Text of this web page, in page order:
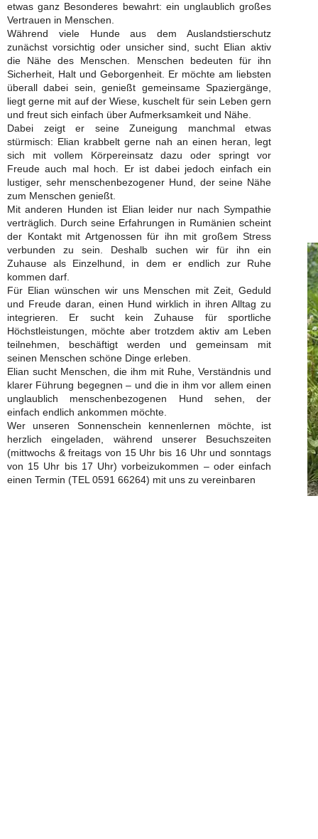
etwas ganz Besonderes bewahrt: ein unglaublich großes
Vertrauen in Menschen.
Während viele Hunde aus dem Auslandstierschutz
zunächst vorsichtig oder unsicher sind, sucht Elian aktiv
die Nähe des Menschen. Menschen bedeuten für ihn
Sicherheit, Halt und Geborgenheit. Er möchte am liebsten
überall dabei sein, genießt gemeinsame Spaziergänge,
liegt gerne mit auf der Wiese, kuschelt für sein Leben gern
und freut sich einfach über Aufmerksamkeit und Nähe.
Dabei zeigt er seine Zuneigung manchmal etwas
stürmisch: Elian krabbelt gerne nah an einen heran, legt
sich mit vollem Körpereinsatz dazu oder springt vor
Freude auch mal hoch. Er ist dabei jedoch einfach ein
lustiger, sehr menschenbezogener Hund, der seine Nähe
zum Menschen genießt.
Mit anderen Hunden ist Elian leider nur nach Sympathie
verträglich. Durch seine Erfahrungen in Rumänien scheint
der Kontakt mit Artgenossen für ihn mit großem Stress
verbunden zu sein. Deshalb suchen wir für ihn ein
Zuhause als Einzelhund, in dem er endlich zur Ruhe
kommen darf.
Für Elian wünschen wir uns Menschen mit Zeit, Geduld
und Freude daran, einen Hund wirklich in ihren Alltag zu
integrieren. Er sucht kein Zuhause für sportliche
Höchstleistungen, möchte aber trotzdem aktiv am Leben
teilnehmen, beschäftigt werden und gemeinsam mit
seinen Menschen schöne Dinge erleben.
Elian sucht Menschen, die ihm mit Ruhe, Verständnis und
klarer Führung begegnen – und die in ihm vor allem einen
unglaublich menschenbezogenen Hund sehen, der
einfach endlich ankommen möchte.
Wer unseren Sonnenschein kennenlernen möchte, ist
herzlich eingeladen, während unserer Besuchszeiten
(mittwochs & freitags von 15 Uhr bis 16 Uhr und sonntags
von 15 Uhr bis 17 Uhr) vorbeizukommen – oder einfach
einen Termin (TEL 0591 66264) mit uns zu vereinbaren